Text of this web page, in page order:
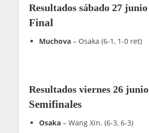
Resultados sábado 27 junio
Final
Muchova– Osaka (6-1, 1-0 ret)
Resultados viernes 26 junio
Semifinales
Osaka– Wang Xin. (6-3, 6-3)